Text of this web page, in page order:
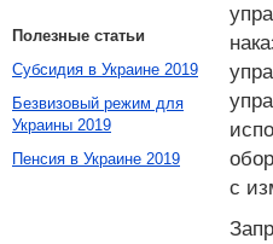
с
Полезные статьи
Субсидия в Украине 2019
Безвизовый режим для
Украины 2019
Пенсия в Украине 2019